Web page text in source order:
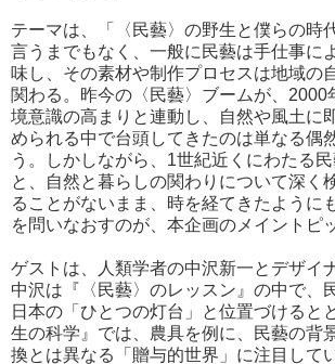
テーマは、「〈民藝〉の野生と僕らの時
言うまでもなく、一般に民藝は手仕事に
味し、その素材や制作プロセスは地域の
関わる。昨今の〈民藝〉ブームが、2000
境意識の高まりと連動し、自然や風土に
められる中で台頭してきたのは単なる偶
う。しかしながら、1世紀近くにわたる
と、自然と暮らしの関わりについて深く
ることがないまま、時を経てきたように
を問いなおすのが、本企画のメイントピ
ゲストは、人類学者の中沢新一とデザイ
中沢は『〈民藝〉のレッスン』の中で、
日本の「ひとつの灯台」と位置づけると
生の科学』では、農具を例に、民藝の背
換とは異なる「贈与的世界」に注目して